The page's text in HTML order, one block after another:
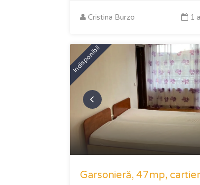
Cristina Burzo 1
Indisponibil
Garsonieră, 47mp,